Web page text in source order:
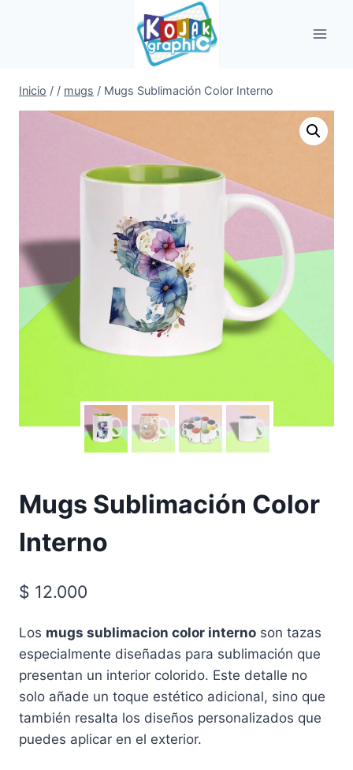
Inicio / / mugs / Mugs Sublimación Color Interno
Mugs Sublimación Color
Interno
$ 12.000
Los mugs sublimacion color interno son tazas
especialmente diseñadas para sublimación que
presentan un interior colorido. Este detalle no
solo añade un toque estético adicional, sino que
también resalta los diseños personalizados que
puedes aplicar en el exterior.